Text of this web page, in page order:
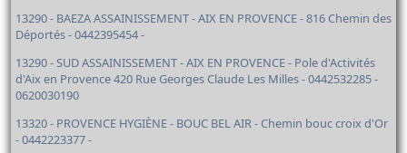
13290 - BAEZA ASSAINISSEMENT - AIX EN PROVENCE - 816 Chemin des
Déportés - 0442395454 -
13290 - SUD ASSAINISSEMENT - AIX EN PROVENCE - Pole d'Activités
d'Aix en Provence 420 Rue Georges Claude Les Milles - 0442532285 -
0620030190
13320 - PROVENCE HYGIÈNE - BOUC BEL AIR - Chemin bouc croix d'Or
- 0442223377 -